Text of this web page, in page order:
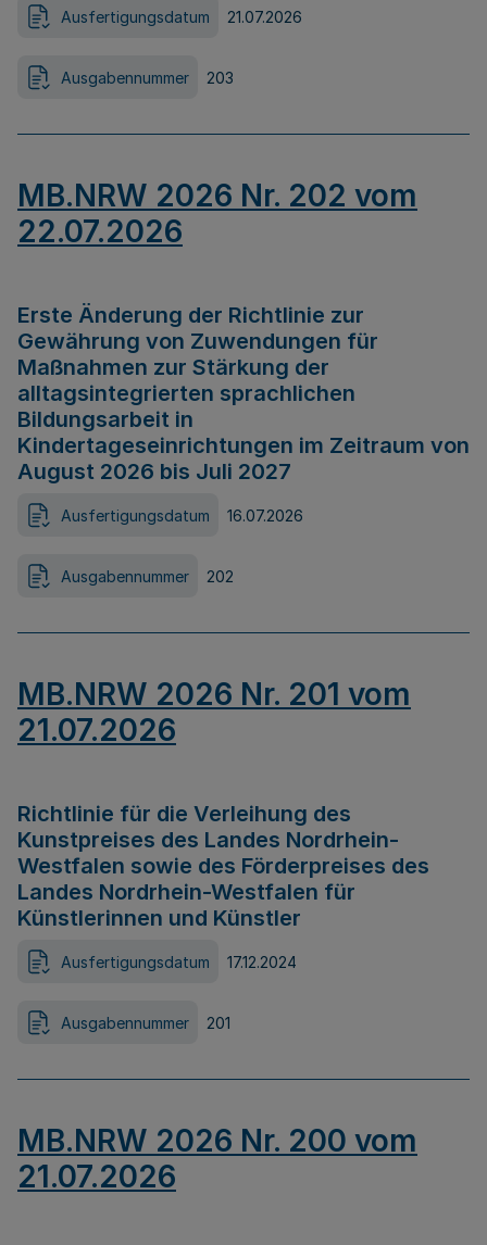
Ausfertigungsdatum 21.07.2026
Ausgabennummer 203
MB.NRW 2026 Nr. 202 vom
22.07.2026
Erste Änderung der Richtlinie zur
Gewährung von Zuwendungen für
Maßnahmen zur Stärkung der
alltagsintegrierten sprachlichen
Bildungsarbeit in
Kindertageseinrichtungen im Zeitraum von
August 2026 bis Juli 2027
Ausfertigungsdatum 16.07.2026
Ausgabennummer 202
MB.NRW 2026 Nr. 201 vom
21.07.2026
Richtlinie für die Verleihung des
Kunstpreises des Landes Nordrhein-
Westfalen sowie des Förderpreises des
Landes Nordrhein-Westfalen für
Künstlerinnen und Künstler
Ausfertigungsdatum 17.12.2024
Ausgabennummer 201
MB.NRW 2026 Nr. 200 vom
21.07.2026